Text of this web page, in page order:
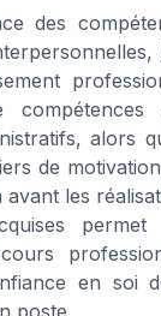
des
compétences
alors
de
les
en soi